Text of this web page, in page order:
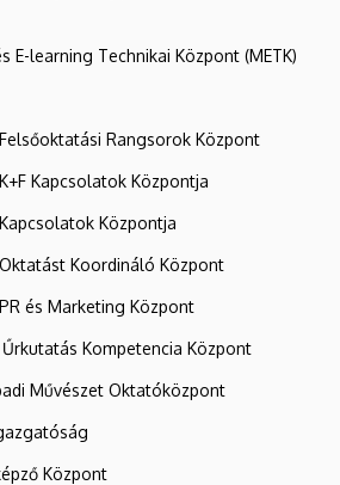
E-learning Technikai Központ (METK)
Rangsorok Központ
Kapcsolatok Központja
Központja
Koordináló Központ
és Marketing Központ
Kompetencia Központ
Művészet Oktatóközpont
Központ